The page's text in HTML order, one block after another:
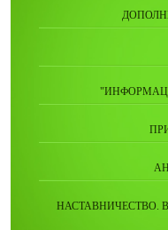
НАСТАВНИЧЕСТВО.